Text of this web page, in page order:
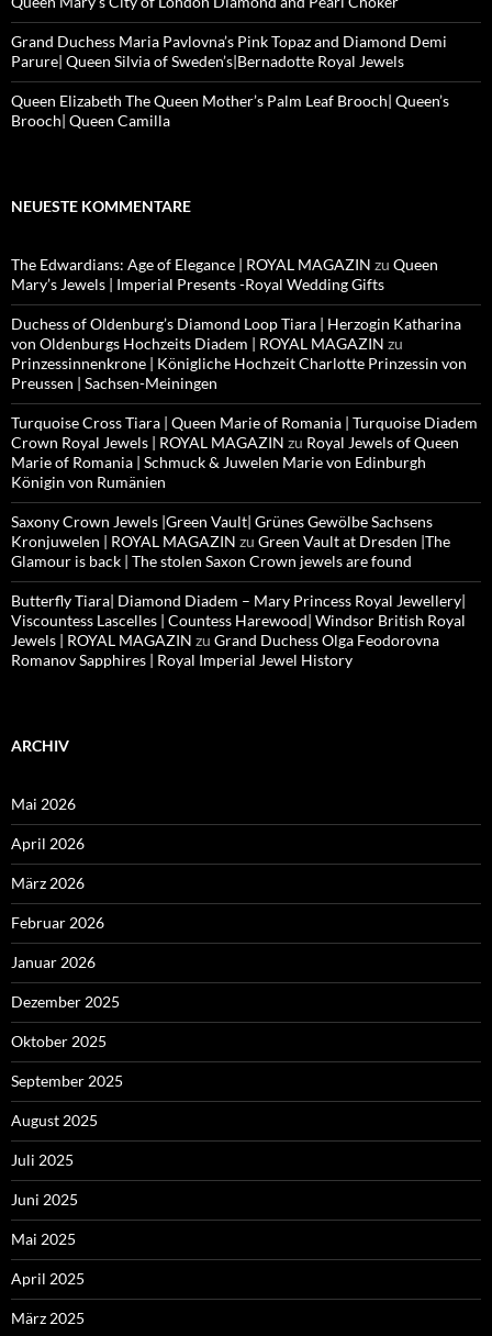
Grand Duchess Maria Pavlovna’s Pink Topaz and Diamond Demi
Parure| Queen Silvia of Sweden’s|Bernadotte Royal Jewels
Queen Elizabeth The Queen Mother’s Palm Leaf Brooch| Queen’s
Brooch| Queen Camilla
NEUESTE KOMMENTARE
The Edwardians: Age of Elegance | ROYAL MAGAZIN zu Queen
Mary’s Jewels | Imperial Presents -Royal Wedding Gifts
Duchess of Oldenburg’s Diamond Loop Tiara | Herzogin Katharina
von Oldenburgs Hochzeits Diadem | ROYAL MAGAZIN zu
Prinzessinnenkrone | Königliche Hochzeit Charlotte Prinzessin von
Preussen | Sachsen-Meiningen
Turquoise Cross Tiara | Queen Marie of Romania | Turquoise Diadem
Crown Royal Jewels | ROYAL MAGAZIN zu Royal Jewels of Queen
Marie of Romania | Schmuck & Juwelen Marie von Edinburgh
Königin von Rumänien
Saxony Crown Jewels |Green Vault| Grünes Gewölbe Sachsens
Kronjuwelen | ROYAL MAGAZIN zu Green Vault at Dresden |The
Glamour is back | The stolen Saxon Crown jewels are found
Butterfly Tiara| Diamond Diadem – Mary Princess Royal Jewellery|
Viscountess Lascelles | Countess Harewood| Windsor British Royal
Jewels | ROYAL MAGAZIN zu Grand Duchess Olga Feodorovna
Romanov Sapphires | Royal Imperial Jewel History
ARCHIV
Mai 2026
April 2026
März 2026
Februar 2026
Januar 2026
Dezember 2025
Oktober 2025
September 2025
August 2025
Juli 2025
Juni 2025
Mai 2025
April 2025
März 2025